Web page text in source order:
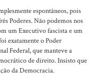
espontâneos, pois
Poderes. Não podemos nos
um Executivo fascista e um
exatamente o Poder
Federal, que manteve a
de direito. Insisto que
da Democracia.